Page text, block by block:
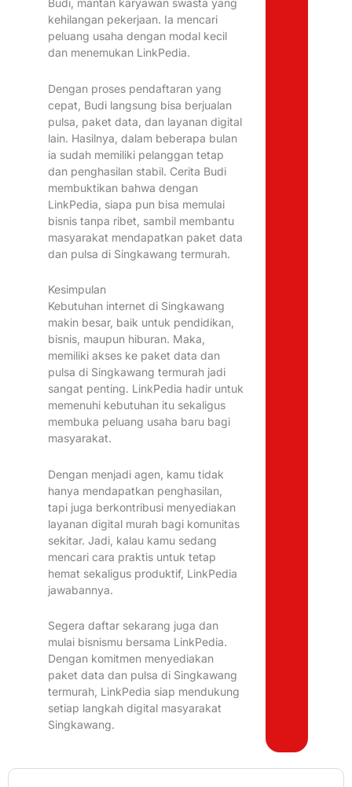
Budi, mantan karyawan swasta yang
kehilangan pekerjaan. Ia mencari
peluang usaha dengan modal kecil
dan menemukan LinkPedia.
Dengan proses pendaftaran yang
cepat, Budi langsung bisa berjualan
pulsa, paket data, dan layanan digital
lain. Hasilnya, dalam beberapa bulan
ia sudah memiliki pelanggan tetap
dan penghasilan stabil. Cerita Budi
membuktikan bahwa dengan
LinkPedia, siapa pun bisa memulai
bisnis tanpa ribet, sambil membantu
masyarakat mendapatkan paket data
dan pulsa di Singkawang termurah.
Kesimpulan
Kebutuhan internet di Singkawang
makin besar, baik untuk pendidikan,
bisnis, maupun hiburan. Maka,
memiliki akses ke paket data dan
pulsa di Singkawang termurah jadi
sangat penting. LinkPedia hadir untuk
memenuhi kebutuhan itu sekaligus
membuka peluang usaha baru bagi
masyarakat.
Dengan menjadi agen, kamu tidak
hanya mendapatkan penghasilan,
tapi juga berkontribusi menyediakan
layanan digital murah bagi komunitas
sekitar. Jadi, kalau kamu sedang
mencari cara praktis untuk tetap
hemat sekaligus produktif, LinkPedia
jawabannya.
Segera daftar sekarang juga dan
mulai bisnismu bersama LinkPedia.
Dengan komitmen menyediakan
paket data dan pulsa di Singkawang
termurah, LinkPedia siap mendukung
setiap langkah digital masyarakat
Singkawang.